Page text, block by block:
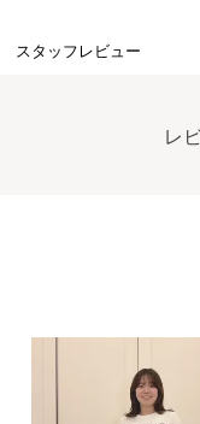
スタッフレビュー
レ